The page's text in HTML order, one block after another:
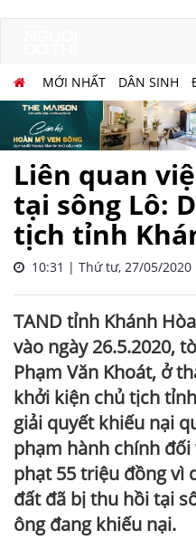
MỚI NHẤT DÂN SINH
Liên quan
tại sông Lô:
tịch tỉnh
10:31 | Thứ tư, 27/05/2020
TAND tỉnh Khánh
vào ngày 26.5.2020,
Phạm Văn Khoát, ở
khởi kiện chủ tịch
giải quyết khiếu nại
phạm hành chính
phạt 55 triệu đồng vì
đất đã bị thu hồi tại
ông đang khiếu nại.